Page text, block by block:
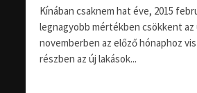
Kínában csaknem hat éve, 2015
legnagyobb mértékben csökkent az
novemberben az előző hónaphoz
részben az új lakások...